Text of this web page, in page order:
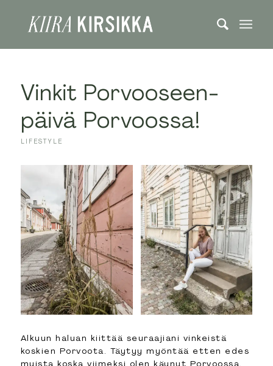
Vinkit Porvooseen-
päivä Porvoossa!
LIFESTYLE
Alkuun haluan kiittää seuraajiani vinkeistä
koskien Porvoota. Täytyy myöntää etten edes
muista koska viimeksi olen käynyt Porvoossa,